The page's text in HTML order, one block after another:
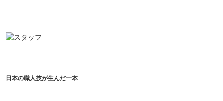
日本の職人技が生んだ一本